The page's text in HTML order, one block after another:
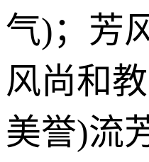
气)；芳
风尚和
美誉)流